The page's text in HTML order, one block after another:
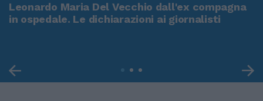
Leonardo Maria Del Vecchio dall'ex compagna
in ospedale. Le dichiarazioni ai giornalisti